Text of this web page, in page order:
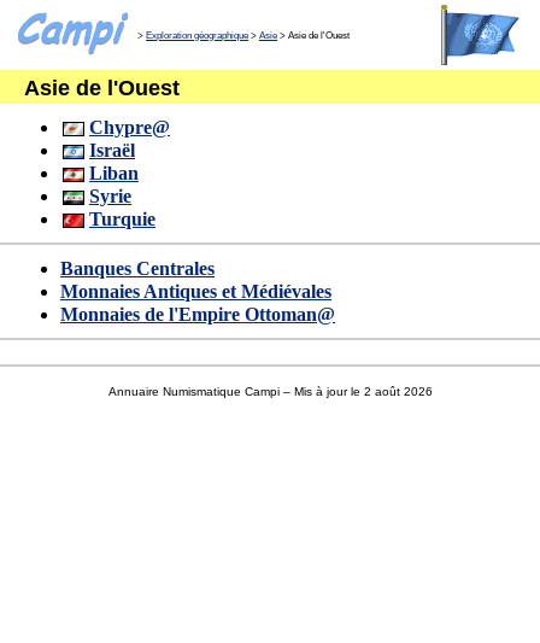
> Exploration géographique > Asie > Asie de l'Ouest
Asie de l'Ouest
Chypre@
Israël
Liban
Syrie
Turquie
Banques Centrales
Monnaies Antiques et Médiévales
Monnaies de l'Empire Ottoman@
Annuaire Numismatique Campi– Mis à jour le 2 août 2026